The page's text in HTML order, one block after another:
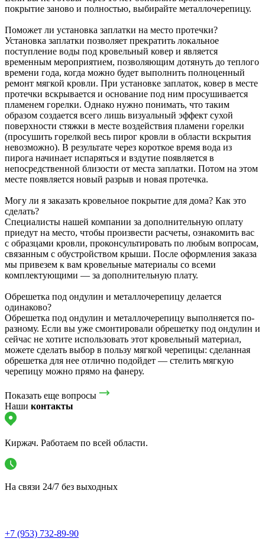
покрытие заново и полностью, выбирайте металлочерепицу.
Поможет ли установка заплатки на место протечки?
Установка заплатки позволяет прекратить локальное
поступление воды под кровельный ковер и является
временным мероприятием, позволяющим дотянуть до теплого
времени года, когда можно будет выполнить полноценный
ремонт мягкой кровли. При установке заплаток, ковер в месте
протечки вскрывается и основание под ним просушивается
пламенем горелки. Однако нужно понимать, что таким
образом создается всего лишь визуальный эффект сухой
поверхности стяжки в месте воздействия пламени горелки
(просушить горелкой весь пирог кровли в области вскрытия
невозможно). В результате через короткое время вода из
пирога начинает испаряться и вздутие появляется в
непосредственной близости от места заплатки. Потом на этом
месте появляется новый разрыв и новая протечка.
Могу ли я заказать кровельное покрытие для дома? Как это
сделать?
Специалисты нашей компании за дополнительную оплату
приедут на место, чтобы произвести расчеты, ознакомить вас
с образцами кровли, проконсультировать по любым вопросам,
связанным с обустройством крыши. После оформления заказа
мы привезем к вам кровельные материалы со всеми
комплектующими — за дополнительную плату.
Обрешетка под ондулин и металлочерепицу делается
одинаково?
Обрешетка под ондулин и металлочерепицу выполняется по-
разному. Если вы уже смонтировали обрешетку под ондулин и
сейчас не хотите использовать этот кровельный материал,
можете сделать выбор в пользу мягкой черепицы: сделанная
обрешетка для нее отлично подойдет — стелить мягкую
черепицу можно прямо на фанеру.
Показать еще вопросы
Наши контакты
Киржач. Работаем по всей области.
На связи 24/7 без выходных
+7 (953) 732-89-90